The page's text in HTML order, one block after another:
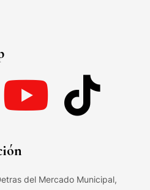
del Mercado Municipal,